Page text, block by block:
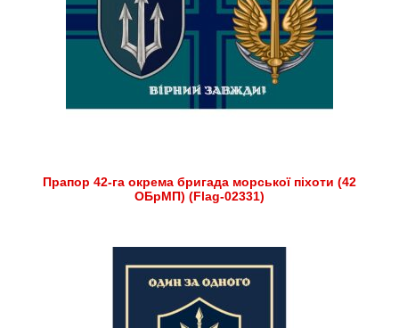
Прапор 42-га окрема бригада морської піхоти (42
ОБрМП) (Flag-02331)